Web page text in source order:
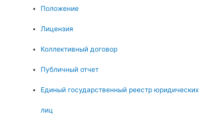
Положение
Лицензия
Коллективный договор
Публичный отчет
Единый государственный реестр юридических
лиц